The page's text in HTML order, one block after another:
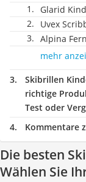
Glarid
Uvex
Alpina
mehr
Skibrillen
richtige
Test oder
Kommentare
Die besten
Wählen Sie